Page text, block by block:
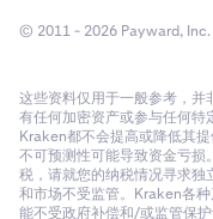
© 2011 - 2026 Payward, Inc.
这些资料仅用于一般参考，
有任何加密资产或参与任何特
Kraken都不会提高或降低其
不可预测性可能导致资金亏
税，请就您的纳税情况寻求独
和市场不受监管。Kraken各
能不受政府补偿和/或监管保